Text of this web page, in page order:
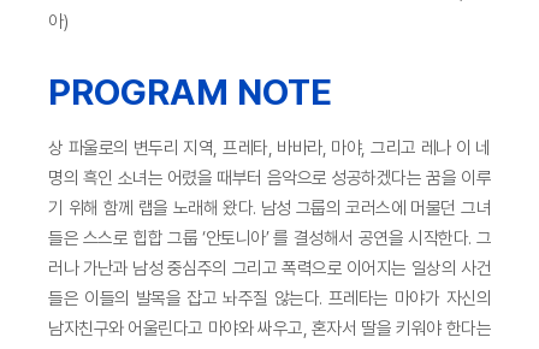
아)
PROGRAM NOTE
상 파울로의 변두리 지역, 프레타, 바바라, 마야, 그리고 레나 이 네
명의 흑인 소녀는 어렸을 때부터 음악으로 성공하겠다는 꿈을 이루
기 위해 함께 랩을 노래해 왔다. 남성 그룹의 코러스에 머물던 그녀
들은 스스로 힙합 그룹 ‘안토니아’ 를 결성해서 공연을 시작한다. 그
러나 가난과 남성 중심주의 그리고 폭력으로 이어지는 일상의 사건
들은 이들의 발목을 잡고 놔주질 않는다. 프레타는 마야가 자신의
남자친구와 어울린다고 마야와 싸우고, 혼자서 딸을 키워야 한다는